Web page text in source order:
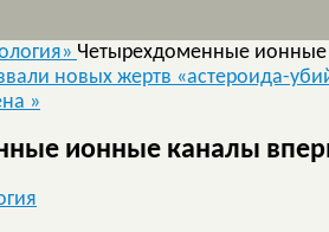
Четырехдоменные
новых жертв «астероида-
»
ионные каналы